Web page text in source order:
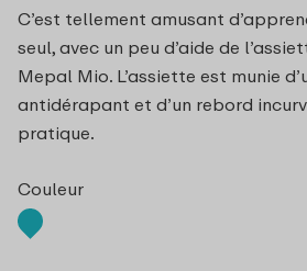
C’est tellement amusant
seul, avec un peu d’aide de
Mepal Mio. L’assiette est munie
antidérapant et d’un rebord
pratique.
Couleur